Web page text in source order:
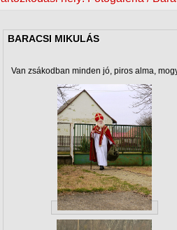
BARACSI MIKULÁS
Van zsákodban minden jó, piros alma,